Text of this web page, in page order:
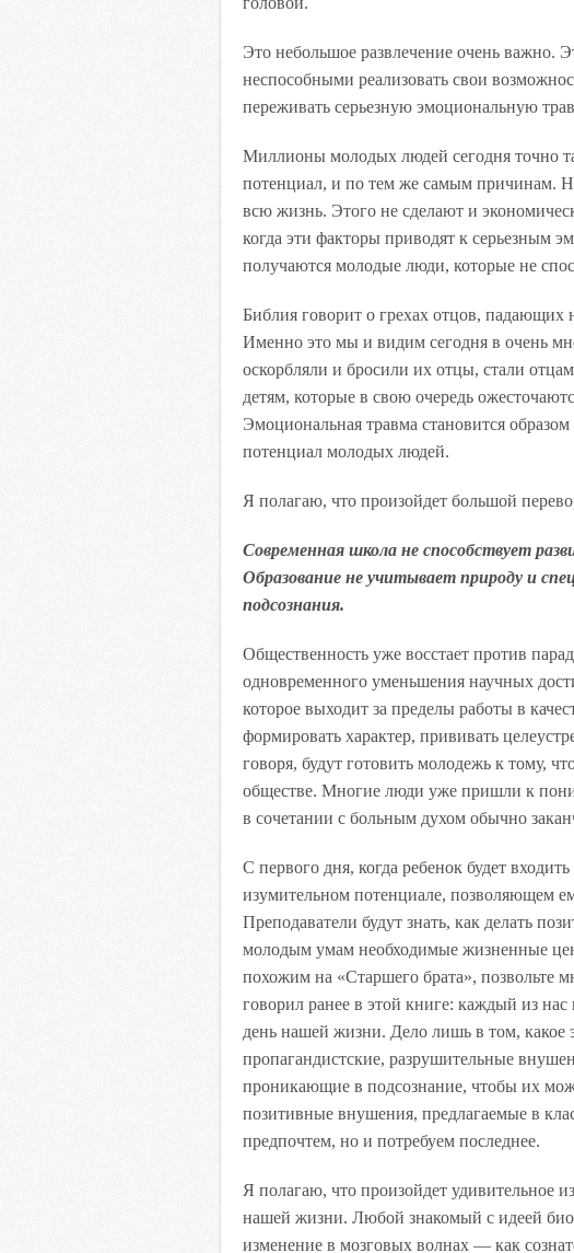
Это небольшое развлечение очень важно.
неспособными реализовать свои
переживать серьезную эмоциональную
Миллионы молодых людей сегодня точно
потенциал, и по тем же самым причинам.
всю жизнь. Этого не сделают и
когда эти факторы приводят к серьезным
получаются молодые люди, которые не
Библия говорит о грехах отцов, падающих
Именно это мы и видим сегодня в очень
оскорбляли и бросили их отцы, стали
детям, которые в свою очередь
Эмоциональная травма становится
потенциал молодых людей.
Я полагаю, что произойдет большой
Современная школа не способствует
Образование не учитывает природу и
подсознания.
Общественность уже восстает против
одновременного уменьшения научных
которое выходит за пределы работы в
формировать характер, прививать
говоря, будут готовить молодежь к тому,
обществе. Многие люди уже пришли к
в сочетании с больным духом обычно
С первого дня, когда ребенок будет
изумительном потенциале, позволяющем
Преподаватели будут знать, как делать
молодым умам необходимые жизненные
похожим на «Старшего брата», позвольте
говорил ранее в этой книге: каждый из
день нашей жизни. Дело лишь в том, какое
пропагандистские, разрушительные
проникающие в подсознание, чтобы их
позитивные внушения, предлагаемые в
предпочтем, но и потребуем последнее.
Я полагаю, что произойдет удивительное
нашей жизни. Любой знакомый с идеей
изменение в мозговых волнах — как